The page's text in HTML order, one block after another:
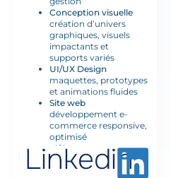
Conception visuelle
création d’univers
graphiques, visuels
impactants et
supports variés
UI/UX Design
maquettes, prototypes
et animations fluides
Site web
développement e-
commerce responsive,
optimisé
référencement et
conversion
Communication
Linkedin